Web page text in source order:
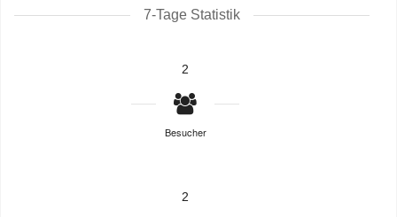
7-Tage Statistik
2
Besucher
2